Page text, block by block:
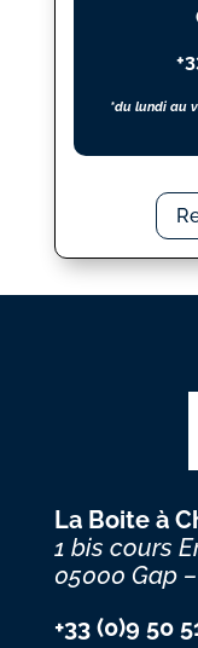
*du lundi au
La Boite à
1 bis cours
05000 Gap
+33 (0)9 50